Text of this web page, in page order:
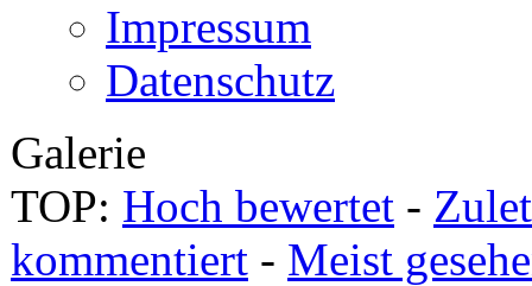
Impressum
Datenschutz
Galerie
TOP: Hoch bewertet -
kommentiert - Meist